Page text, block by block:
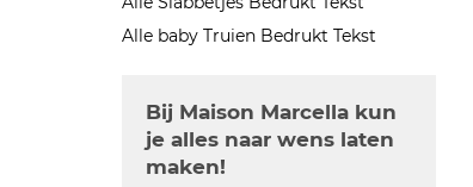
Alle baby Truien Bedrukt Tekst
Bij Maison Marcella kun
je alles naar wens laten
maken!